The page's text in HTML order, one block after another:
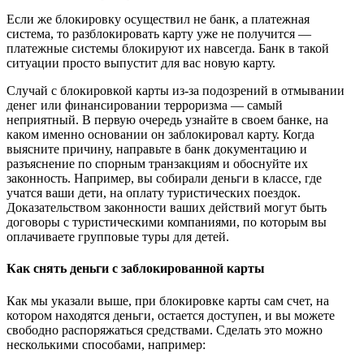
Если же блокировку осуществил не банк, а платежная
система, то разблокировать карту уже не получится ―
платежные системы блокируют их навсегда. Банк в такой
ситуации просто выпустит для вас новую карту.
Случай с блокировкой карты из-за подозрений в отмывании
денег или финансировании терроризма ― самый
неприятный. В первую очередь узнайте в своем банке, на
каком именно основании он заблокировал карту. Когда
выясните причину, направьте в банк документацию и
разъяснение по спорным транзакциям и обоснуйте их
законность. Например, вы собирали деньги в классе, где
учатся ваши дети, на оплату туристических поездок.
Доказательством законности ваших действий могут быть
договоры с туристическими компаниями, по которым вы
оплачиваете групповые туры для детей.
Как снять деньги с заблокированной карты
Как мы указали выше, при блокировке карты сам счет, на
котором находятся деньги, остается доступен, и вы можете
свободно распоряжаться средствами. Сделать это можно
несколькими способами, например: